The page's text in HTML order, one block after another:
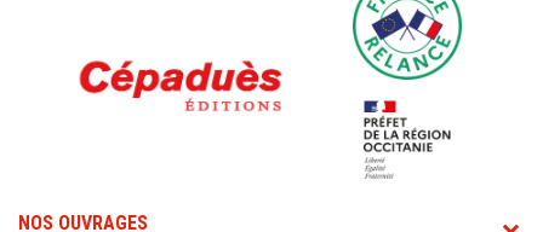
NOS OUVRAGES